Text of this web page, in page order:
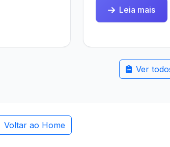
Leia mais
Ver
Voltar ao Home